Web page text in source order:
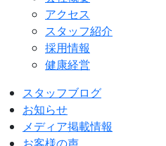
アクセス
スタッフ紹介
採用情報
健康経営
スタッフブログ
お知らせ
メディア掲載情報